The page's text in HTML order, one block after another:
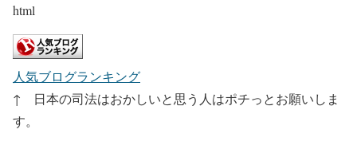
html
人気ブログランキング
↑ 日本の司法はおかしいと思う人はポチっとお願いしま
す。